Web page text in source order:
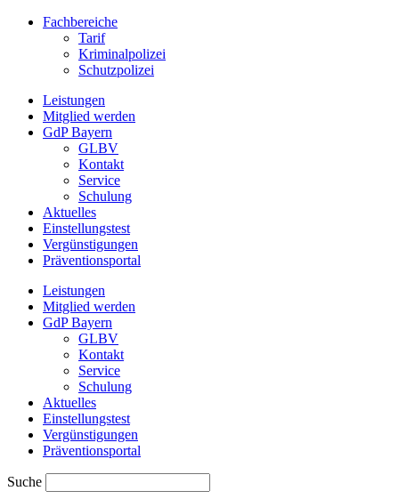
Fachbereiche
Tarif
Kriminalpolizei
Schutzpolizei
Leistungen
Mitglied werden
GdP Bayern
GLBV
Kontakt
Service
Schulung
Aktuelles
Einstellungstest
Vergünstigungen
Präventionsportal
Leistungen
Mitglied werden
GdP Bayern
GLBV
Kontakt
Service
Schulung
Aktuelles
Einstellungstest
Vergünstigungen
Präventionsportal
Suche